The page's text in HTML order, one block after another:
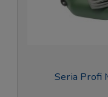
Seria Profi